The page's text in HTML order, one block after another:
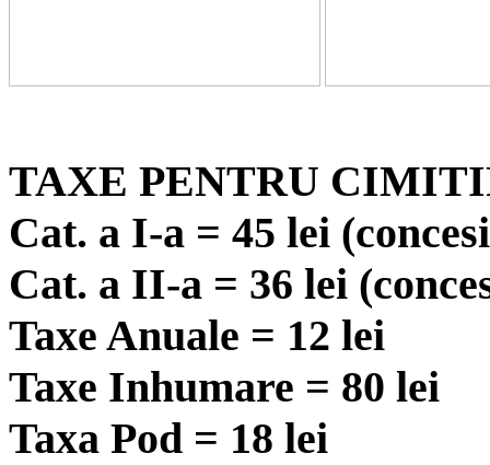
TAXE PENTRU
Cat. a I-a = 45 lei
Cat. a II-a = 36 lei
Taxe Anuale = 12 lei
Taxe Inhumare = 80 lei
Taxa Pod = 18 lei